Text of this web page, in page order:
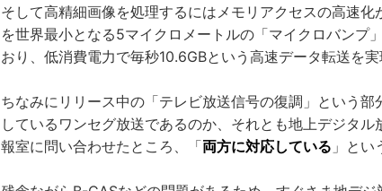
そして高精細画像を処理するにはメモリアクセスの高速
を世界最小となる5マイクロメートルの「マイクロバンプ
おり、低消費電力で毎秒10.6GBという高速データ転送を実
ちなみにリリース中の「テレビ放送信号の復調」という
しているワンセグ放送であるのか、それとも地上デジタ
報室に問い合わせたところ、「両方に対応している 」とい